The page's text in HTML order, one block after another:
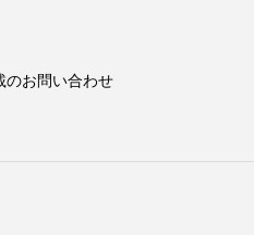
のお問い合わせ